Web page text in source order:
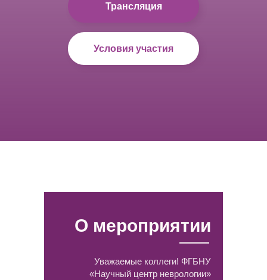
Трансляция
Условия участия
О мероприятии
Уважаемые коллеги! ФГБНУ
«Научный центр неврологии»